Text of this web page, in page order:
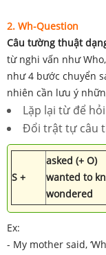
2. Wh-Question
Câu tường thuật
từ nghi vấn như
như 4 bước chuyển
nhiên cần lưu ý
Lặp lại từ để
Đổi trật tự câu
S +
asked (+ O)
wanted to
wondered
Ex:
- My mother said,